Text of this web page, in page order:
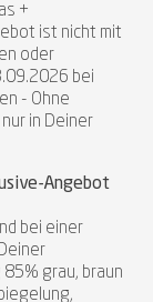
+
ist nicht mit
oder
bei
- Ohne
in Deiner
Angebot
bei einer
grau, braun